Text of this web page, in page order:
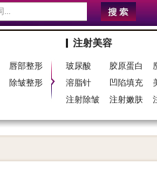
艾佳国际整形
割双眼皮，开眼
唇部整形
除皱整形
注射美容
玻尿酸 胶原蛋白
溶脂针
凹陷填充
注射除皱
注射嫩肤